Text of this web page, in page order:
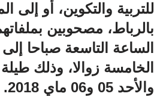
للتربية والتكوين، أو إلى
بالرباط، مصحوبين
الساعة التاسعة صباحا
الخامسة زوالا، وذلك
والأحد 05 و06 ماي 2018.